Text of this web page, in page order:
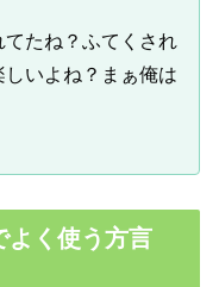
たね？ふてくされ
いよね？まぁ俺は
よく使う方言